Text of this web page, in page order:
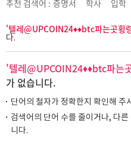
추천 검색어 : 증명서 학사 입학
'텔레@UPCOIN24♦♦btc파는곳횡
다.
'텔레@UPCOIN24♦♦btc파는
가 없습니다.
단어의 철자가 정확한지 확인해 주
검색어의 단어 수를 줄이거나, 다
니다.